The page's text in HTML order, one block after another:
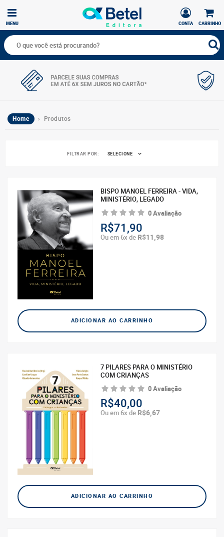
CARRINHO
CONTA
MENU
Home › Produtos
FILTRAR POR: SELECIONE
BISPO MANOEL FERREIRA - VIDA,
MINISTÉRIO, LEGADO
0 Avaliação
R$71,90
Ou em 6x de R$11,98
ADICIONAR AO CARRINHO
7 PILARES PARA O MINISTÉRIO
COM CRIANÇAS
0 Avaliação
R$40,00
Ou em 6x de R$6,67
ADICIONAR AO CARRINHO